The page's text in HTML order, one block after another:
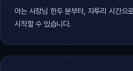
아는 사장님 한두 분부터, 자투리 시간으
시작할 수 있습니다.